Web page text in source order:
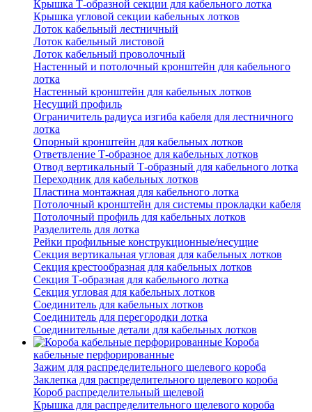
Крышка Т-образной секции для кабельного лотка
Крышка угловой секции кабельных лотков
Лоток кабельный лестничный
Лоток кабельный листовой
Лоток кабельный проволочный
Настенный и потолочный кронштейн для кабельного
лотка
Настенный кронштейн для кабельных лотков
Несущий профиль
Ограничитель радиуса изгиба кабеля для лестничного
лотка
Опорный кронштейн для кабельных лотков
Ответвление Т-образное для кабельных лотков
Отвод вертикальный Т-образный для кабельного лотка
Переходник для кабельных лотков
Пластина монтажная для кабельного лотка
Потолочный кронштейн для системы прокладки кабеля
Потолочный профиль для кабельных лотков
Разделитель для лотка
Рейки профильные конструкционные/несущие
Секция вертикальная угловая для кабельных лотков
Секция крестообразная для кабельных лотков
Секция Т-образная для кабельного лотка
Секция угловая для кабельных лотков
Соединитель для кабельных лотков
Соединитель для перегородки лотка
Соединительные детали для кабельных лотков
Короба
кабельные перфорированные
Зажим для распределительного щелевого короба
Заклепка для распределительного щелевого короба
Короб распределительный щелевой
Крышка для распределительного щелевого короба